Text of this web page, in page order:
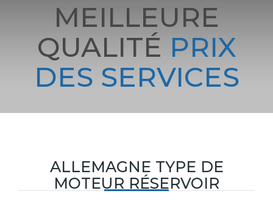
MEILLEURE
QUALITÉ PRIX
DES SERVICES
ALLEMAGNE TYPE DE
MOTEUR RÉSERVOIR